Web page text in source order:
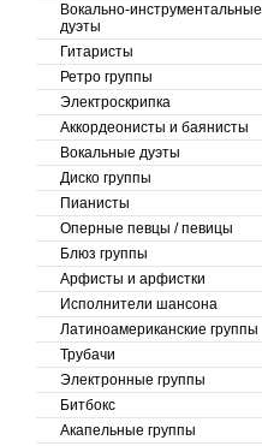
Вокально-инструментальные
дуэты
Гитаристы
Ретро группы
Электроскрипка
Аккордеонисты и баянисты
Вокальные дуэты
Диско группы
Пианисты
Оперные певцы / певицы
Блюз группы
Арфисты и арфистки
Исполнители шансона
Латиноамериканские группы
Трубачи
Электронные группы
Битбокс
Акапельные группы